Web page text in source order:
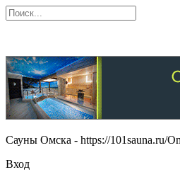
Сауны Омска - https://101sauna.ru/
Вход